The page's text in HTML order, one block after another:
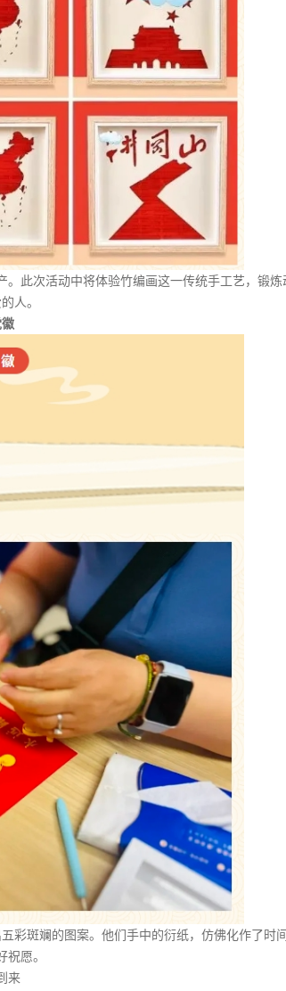
此次活动中将体验竹编画这一传统手工艺，锻
人。
斑斓的图案。他们手中的衍纸，仿佛化作了时
愿。
来